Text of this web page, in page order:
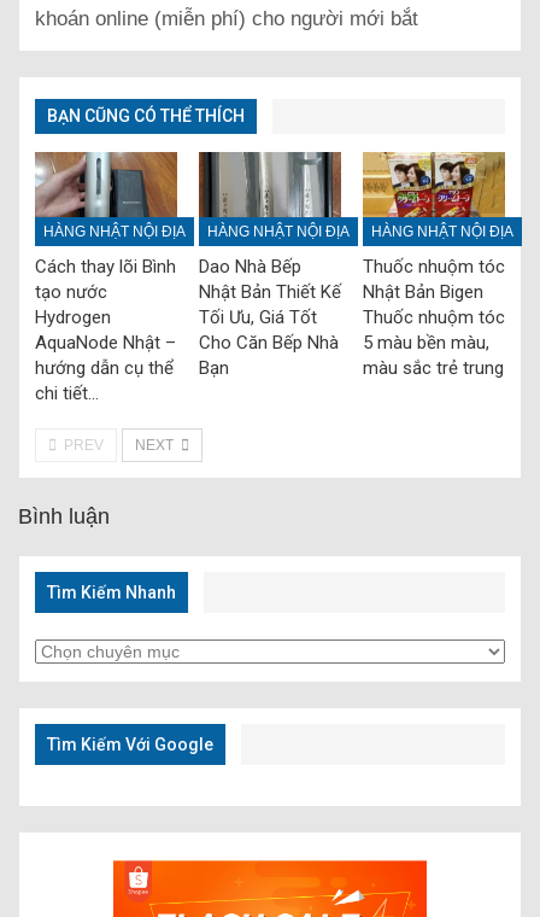
khoán online (miễn phí) cho người mới bắt
BẠN CŨNG CÓ THỂ THÍCH
HÀNG NHẬT NỘI ĐỊA
Cách thay lõi Bình
tạo nước
Hydrogen
AquaNode Nhật –
hướng dẫn cụ thể
chi tiết…
HÀNG NHẬT NỘI ĐỊA
Dao Nhà Bếp
Nhật Bản Thiết Kế
Tối Ưu, Giá Tốt
Cho Căn Bếp Nhà
Bạn
HÀNG NHẬT NỘI ĐỊA
Thuốc nhuộm tóc
Nhật Bản Bigen
Thuốc nhuộm tóc
5 màu bền màu,
màu sắc trẻ trung
PREV NEXT
Bình luận
Tìm Kiếm Nhanh
Tìm
Kiếm
Nhanh
Tìm Kiếm Với Google